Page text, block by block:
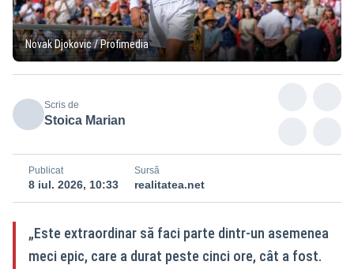
Novak Djokovic / Profimedia
Scris de
Stoica Marian
Publicat
8 iul. 2026, 10:33
Sursă
realitatea.net
„Este extraordinar să faci parte dintr-un asemenea
meci epic, care a durat peste cinci ore, cât a fost.